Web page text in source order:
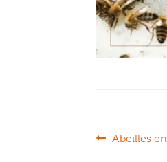
Article
Abeilles